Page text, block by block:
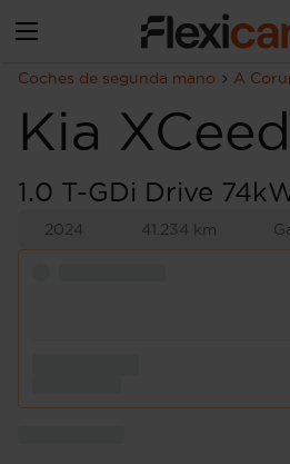
Coches de segunda mano A
Kia XCeed
1.0 T-GDi Drive
2024 41.234 km